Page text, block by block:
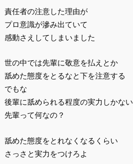
責任者の注意した理由が
プロ意識が滲み出ていて
感動さえしてしまいました
世の中では先輩に敬意を払えとか
舐めた態度をとるなと下を注意する
でもな
後輩に舐められる程度の実力しかない
先輩って何なの？
舐めた態度をとれなくなるくらい
さっさと実力をつけろよ